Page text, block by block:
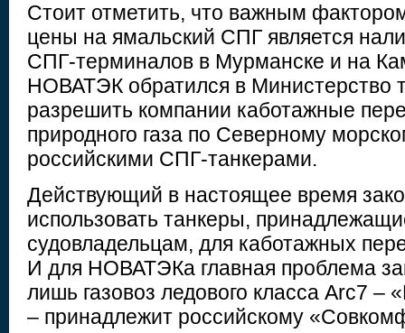
Стоит отметить, что важным
цены на ямальский СПГ является
СПГ-терминалов в Мурманске и на
НОВАТЭК обратился в Министерство
разрешить компании каботажные
природного газа по Северному
российскими СПГ-танкерами.
Действующий в настоящее время
использовать танкеры,
судовладельцам, для каботажных
И для НОВАТЭКа главная проблема
лишь газовоз ледового класса Arc7
– принадлежит российскому